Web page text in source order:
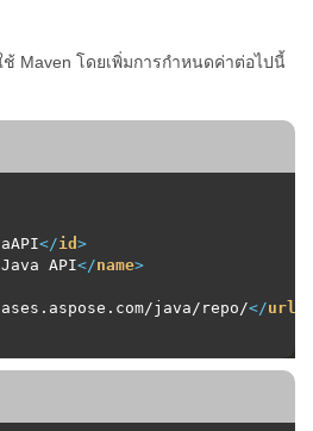
Maven โดยเพิ่มการกำหนดค่าต่อไปนี้
</id >
API</name>
java/repo/</url